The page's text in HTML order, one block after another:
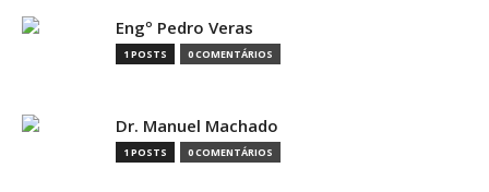
Engº Pedro Veras
1 POSTS 0 COMENTÁRIOS
Dr. Manuel Machado
1 POSTS 0 COMENTÁRIOS